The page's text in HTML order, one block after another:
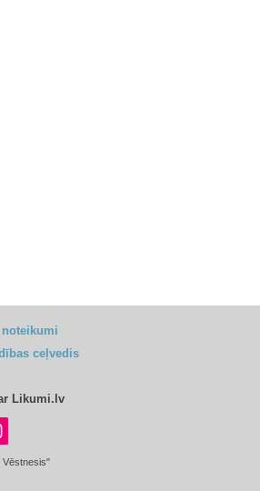
ceļvedis
Likumi.lv
Vēstnesis"